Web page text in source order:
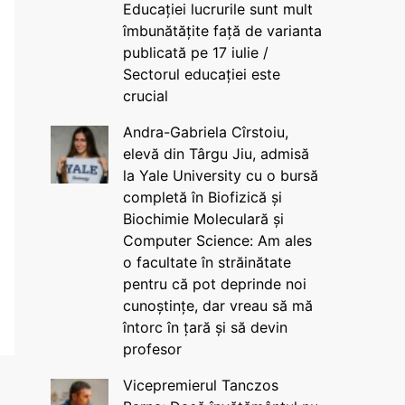
Educației lucrurile sunt mult
îmbunătățite față de varianta
publicată pe 17 iulie /
Sectorul educației este
crucial
Andra-Gabriela Cîrstoiu,
elevă din Târgu Jiu, admisă
la Yale University cu o bursă
completă în Biofizică și
Biochimie Moleculară și
Computer Science: Am ales
o facultate în străinătate
pentru că pot deprinde noi
cunoștințe, dar vreau să mă
întorc în țară și să devin
profesor
Vicepremierul Tanczos